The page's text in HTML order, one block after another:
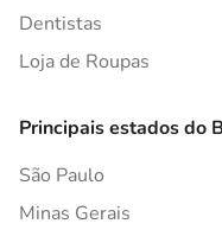
Dentistas
Loja de Roupas
Principais estados do
São Paulo
Minas Gerais